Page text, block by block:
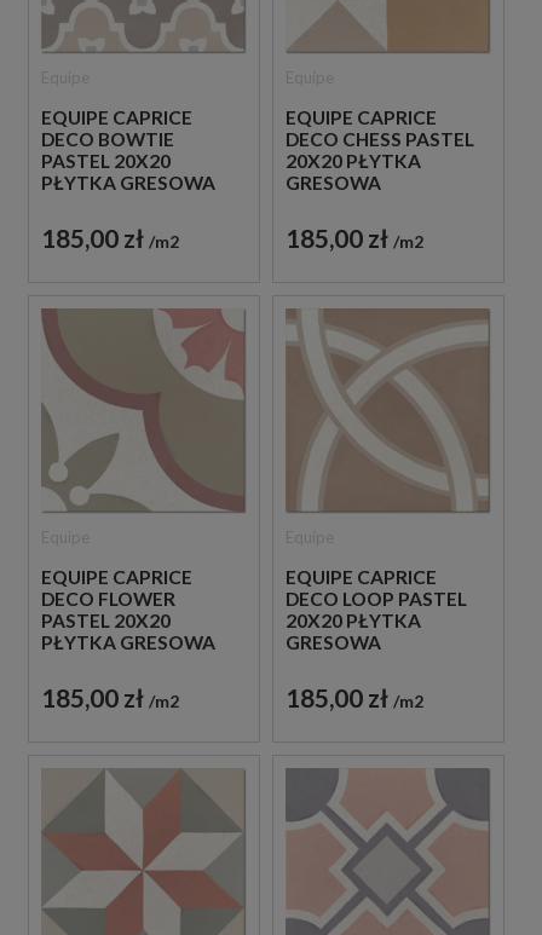
EQUIPE CAPRICE
DECO BOWTIE
PASTEL 20X20
PŁYTKA GRESOWA
185,00 zł m2
EQUIPE CAPRICE
DECO CHESS PASTEL
20X20 PŁYTKA
GRESOWA
185,00 zł m2
EQUIPE CAPRICE
DECO FLOWER
PASTEL 20X20
PŁYTKA GRESOWA
185,00 zł m2
EQUIPE CAPRICE
DECO LOOP PASTEL
20X20 PŁYTKA
GRESOWA
185,00 zł m2